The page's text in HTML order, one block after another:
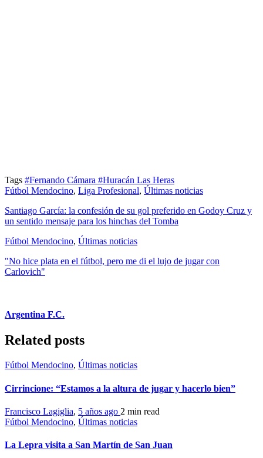
Tags #Fernando Cámara #Huracán Las Heras
Fútbol Mendocino, Liga Profesional, Últimas noticias
Santiago García: la confesión de su gol preferido en Godoy Cruz y
un sentido mensaje para los hinchas del Tomba
Fútbol Mendocino, Últimas noticias
"No hice plata en el fútbol, pero me di el lujo de jugar con
Carlovich"
Argentina F.C.
Related posts
Fútbol Mendocino, Últimas noticias
Cirrincione: “Estamos a la altura de jugar y hacerlo bien”
Francisco Lagiglia, 5 años ago 2 min read
Fútbol Mendocino, Últimas noticias
La Lepra visita a San Martín de San Juan